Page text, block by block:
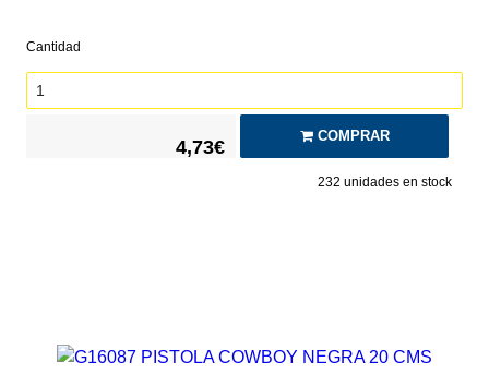
Cantidad
4,73€
COMPRAR
232 unidades en stock